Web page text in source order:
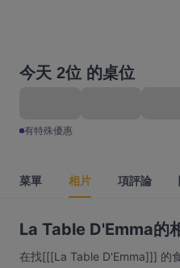
今天 2位 的桌位
有特殊優惠
菜單 相片 項評論
La Table D'Emma的
在找[[[La Table D'Emma]]] 的